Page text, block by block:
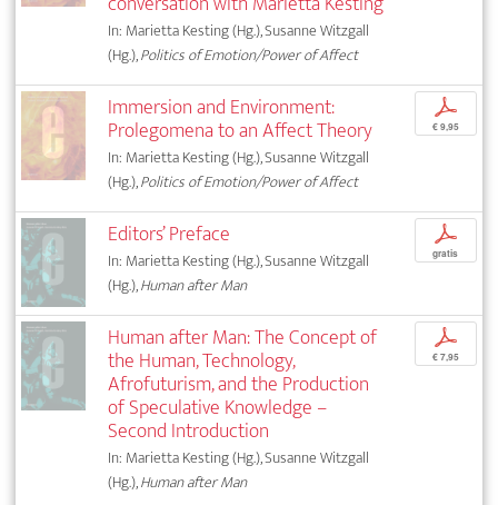
In: Marietta Kesting (Hg.), Susanne Witzgall
(Hg.),Politics of Emotion/Power of Affect
Immersion and Environment:
Prolegomena to an Affect Theory
In: Marietta Kesting (Hg.), Susanne Witzgall
(Hg.),Politics of Emotion/Power of Affect
p
€ 9,95
Editors’ Preface
In: Marietta Kesting (Hg.), Susanne Witzgall
(Hg.),Human after Man
p
gratis
Human after Man: The Concept of
the Human, Technology,
Afrofuturism, and the Production
of Speculative Knowledge –
Second Introduction
In: Marietta Kesting (Hg.), Susanne Witzgall
(Hg.),Human after Man
p
€ 7,95